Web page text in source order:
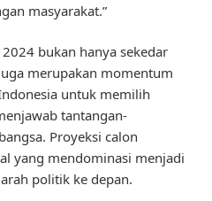
masyarakat.”
bukan hanya sekedar
merupakan momentum
untuk memilih
tantangan-
Proyeksi calon
yang mendominasi menjadi
politik ke depan.